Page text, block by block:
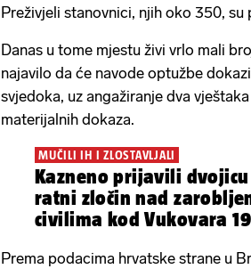
Preživjeli stanovnici, njih oko 350, su
Danas u tome mjestu živi vrlo mali
najavilo da će navode optužbe
svjedoka, uz angažiranje dva
materijalnih dokaza.
MUČILI IH I ZLOSTAVLJALI
Kazneno prijavili dvojicu
ratni zločin nad
civilima kod Vukovara
Prema podacima hrvatske strane u